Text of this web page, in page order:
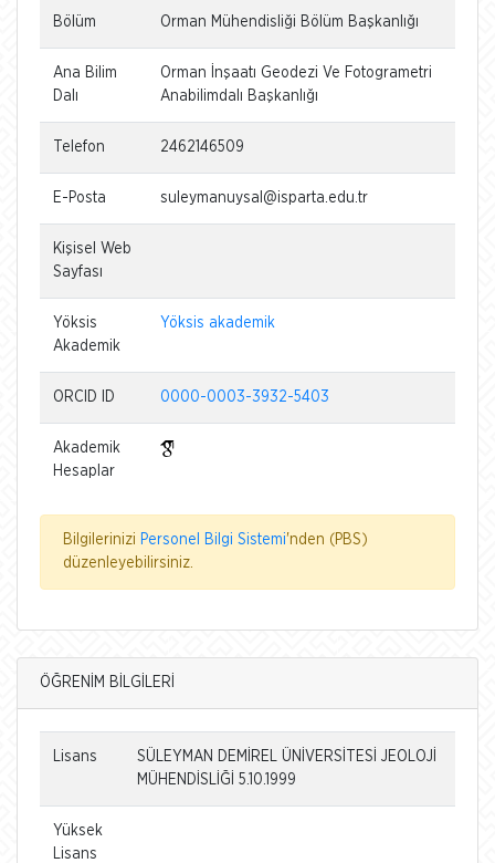
Bölüm Orman Mühendisliği Bölüm Başkanlığı
Ana Bilim
Dalı
Orman İnşaatı Geodezi Ve Fotogrametri
Anabilimdalı Başkanlığı
Telefon 2462146509
E-Posta suleymanuysal@isparta.edu.tr
Kişisel Web
Sayfası
Yöksis
Akademik
Yöksis akademik
ORCID ID 0000-0003-3932-5403
Akademik
Hesaplar
Bilgilerinizi Personel Bilgi Sistemi'nden (PBS)
düzenleyebilirsiniz.
ÖĞRENİM BİLGİLERİ
Lisans
SÜLEYMAN DEMİREL ÜNİVERSİTESİ JEOLOJİ
MÜHENDİSLİĞİ 5.10.1999
Yüksek
Lisans